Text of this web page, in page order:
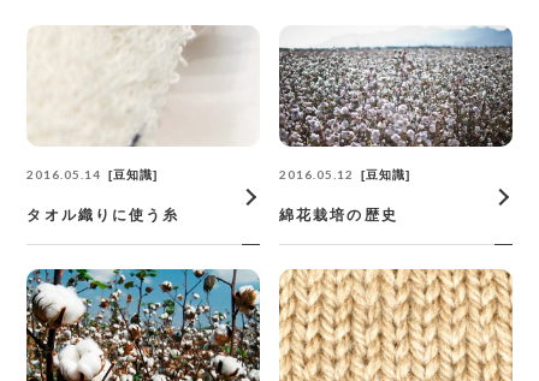
2016.05.14 豆知識
タオル織りに使う糸
2016.05.12 豆知識
綿花栽培の歴史